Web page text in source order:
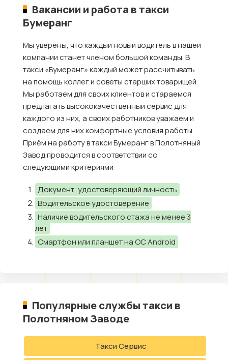
Вакансии и работа в такси
Бумеранг
Мы уверены, что каждый новый водитель в нашей
компании станет членом большой команды. В
такси «Бумеранг» каждый может рассчитывать
на помощь коллег и советы старших товарищей.
Мы работаем для своих клиентов и стараемся
предлагать высококачественный сервис для
каждого из них, а своих работников уважаем и
создаем для них комфортные условия работы.
Приём на работу в такси Бумеранг в Полотняный
Завод проводится в соответствии со
следующими критериями:
Документ, удостоверяющий личность
Водительское удостоверение
Наличие водительского стажа не менее 3
лет
Смартфон или планшет на ОС Android
Популярные службы такси в
Полотняном Заводе
Такси Сервис